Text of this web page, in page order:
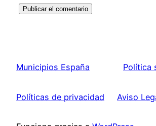
Municipios España Política
Políticas de privacidad Aviso